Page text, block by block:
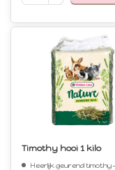
Timothy hooi 1 kilo
Heerlijk geurend